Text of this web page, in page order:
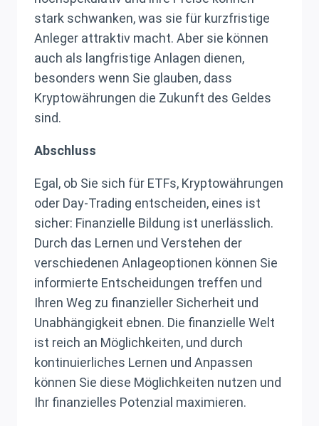
stark schwanken, was sie für kurzfristige
Anleger attraktiv macht. Aber sie können
auch als langfristige Anlagen dienen,
besonders wenn Sie glauben, dass
Kryptowährungen die Zukunft des Geldes
sind.
Abschluss
Egal, ob Sie sich für ETFs, Kryptowährungen
oder Day-Trading entscheiden, eines ist
sicher: Finanzielle Bildung ist unerlässlich.
Durch das Lernen und Verstehen der
verschiedenen Anlageoptionen können Sie
informierte Entscheidungen treffen und
Ihren Weg zu finanzieller Sicherheit und
Unabhängigkeit ebnen. Die finanzielle Welt
ist reich an Möglichkeiten, und durch
kontinuierliches Lernen und Anpassen
können Sie diese Möglichkeiten nutzen und
Ihr finanzielles Potenzial maximieren.